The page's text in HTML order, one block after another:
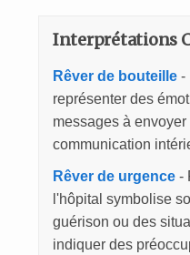
Interprétations
Rêver de bouteille-
représenter des
messages à
communication
Rêver de urgence-
l'hôpital symbolise
guérison ou des
indiquer des